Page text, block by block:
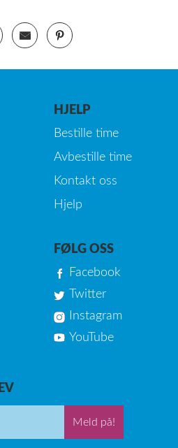
HJELP
Bestille time
Avbestille time
Kontakt oss
Hjelp
FØLG OSS
Facebook
Twitter
Instagram
YouTube
Meld på!